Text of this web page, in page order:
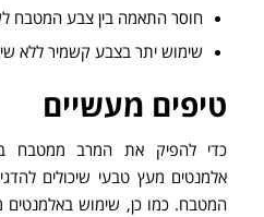
חוסר התאמה בין צבע המטבח
שימוש יתר בצבע קשמיר ללא
טיפים מעשיים
כדי להפיק את המרב ממטבח
אלמנטים מעץ טבעי שיכולים
המטבח. כמו כן, שימוש באלמנטים